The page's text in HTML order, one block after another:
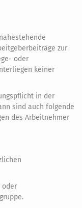
zur
oder
keiner
in der
sind auch folgende
des Arbeitnehmer
oder